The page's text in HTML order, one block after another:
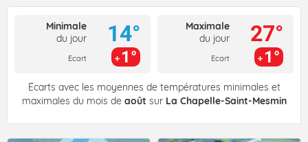
Minimale
du jour
Ecart
14°
1°
Maximale
du jour
Ecart
27°
1°
Écarts avec les moyennes de températures minimales et
maximales du mois de août sur La Chapelle-Saint-Mesmin